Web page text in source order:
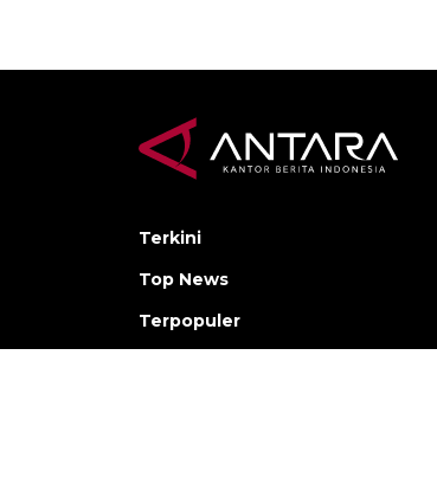
Terkini
Top News
Terpopuler